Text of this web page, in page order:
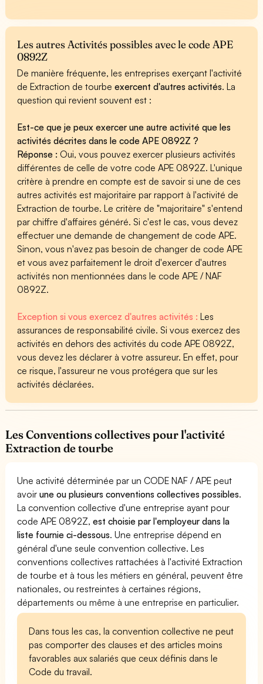
Les autres Activités possibles avec le code APE
0892Z
De manière fréquente, les entreprises exerçant l'activité
de Extraction de tourbeexercent d'autres activités. La
question qui revient souvent est :
Est-ce que je peux exercer une autre activité que les
activités décrites dans le code APE 0892Z ?
Réponse :Oui, vous pouvez exercer plusieurs activités
différentes de celle de votre code APE 0892Z. L'unique
critère à prendre en compte est de savoir si une de ces
autres activités est majoritaire par rapport à l'activité de
Extraction de tourbe. Le critère de "majoritaire" s'entend
par chiffre d'affaires généré. Si c'est le cas, vous devez
effectuer une demande de changement de code APE.
Sinon, vous n'avez pas besoin de changer de code APE
et vous avez parfaitement le droit d'exercer d'autres
activités non mentionnées dans le code APE / NAF
0892Z.
Exception si vous exercez d'autres activités :Les
assurances de responsabilité civile. Si vous exercez des
activités en dehors des activités du code APE 0892Z,
vous devez les déclarer à votre assureur. En effet, pour
ce risque, l'assureur ne vous protégera que sur les
activités déclarées.
Les Conventions collectives pour l'activité
Extraction de tourbe
Une activité déterminée par un CODE NAF / APE peut
avoirune ou plusieurs conventions collectives possibles.
La convention collective d'une entreprise ayant pour
code APE 0892Z,est choisie par l'employeur dans la
liste fournie ci-dessous. Une entreprise dépend en
général d'une seule convention collective. Les
conventions collectives rattachées à l'activité Extraction
de tourbe et à tous les métiers en général, peuvent être
nationales, ou restreintes à certaines régions,
départements ou même à une entreprise en particulier.
Dans tous les cas, la convention collective ne peut
pas comporter des clauses et des articles moins
favorables aux salariés que ceux définis dans le
Code du travail.